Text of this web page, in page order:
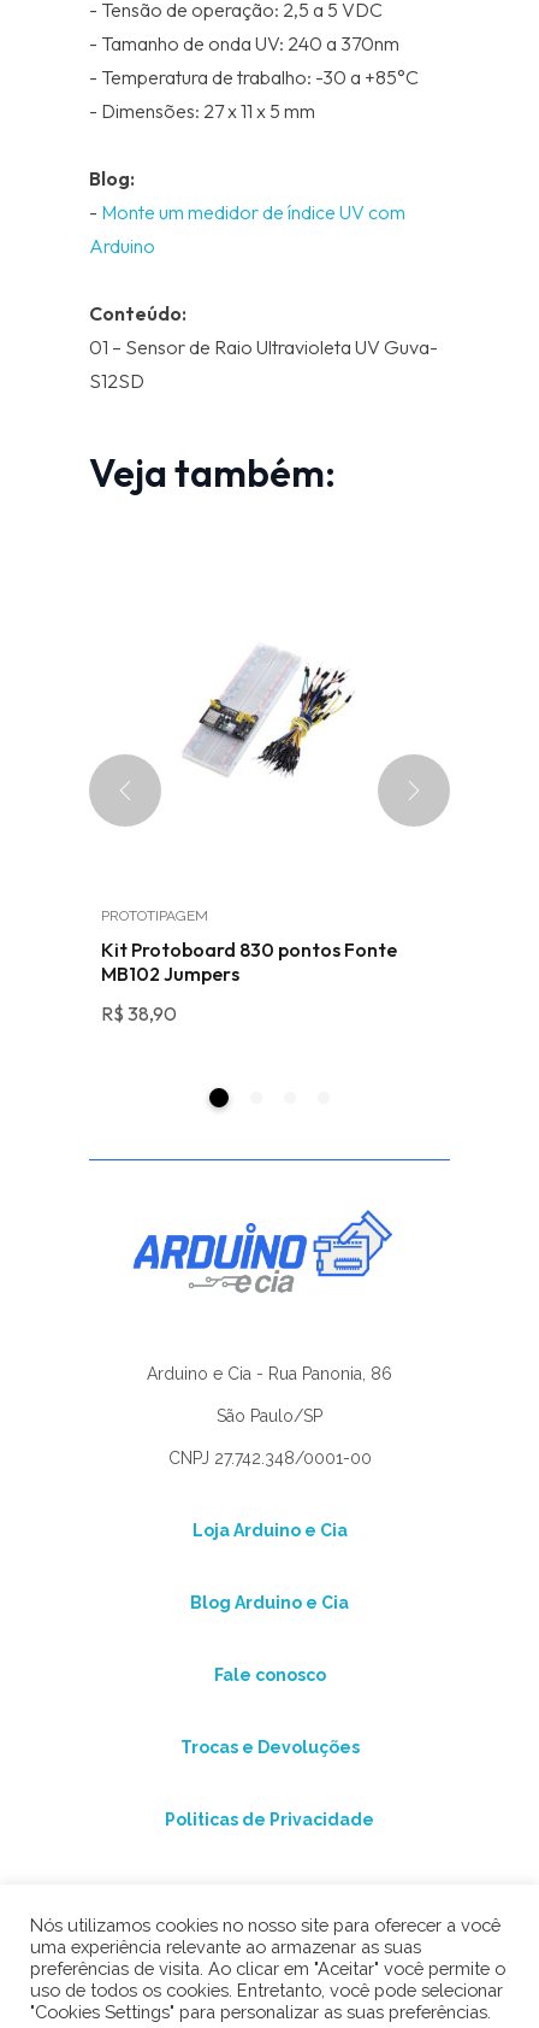
- Tensão de operação: 2,5 a 5 VDC
- Tamanho de onda UV: 240 a 370nm
- Temperatura de trabalho: -30 a +85°C
- Dimensões: 27 x 11 x 5 mm
Blog:
- Monte um medidor de índice UV com
Arduino
Conteúdo:
01 – Sensor de Raio Ultravioleta UV Guva-
S12SD
Veja também:
PROTOTIPAGEM
Kit Protoboard 830 pontos Fonte
MB102 Jumpers
R$ 38,90
Arduino e Cia - Rua Panonia, 86
São Paulo/SP
CNPJ 27.742.348/0001-00
Loja Arduino e Cia
Blog Arduino e Cia
Fale conosco
Trocas e Devoluções
Politicas de Privacidade
Nós utilizamos cookies no nosso site para oferecer a você
uma experiência relevante ao armazenar as suas
preferências de visita. Ao clicar em "Aceitar" você permite o
uso de todos os cookies. Entretanto, você pode selecionar
"Cookies Settings" para personalizar as suas preferências.